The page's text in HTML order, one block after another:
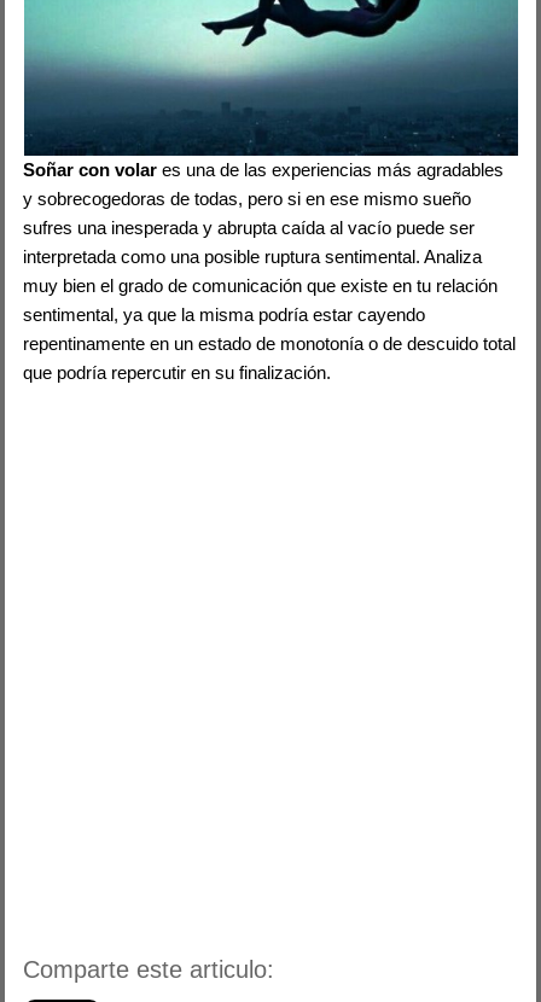
Soñar con volar es una de las experiencias más agradables
y sobrecogedoras de todas, pero si en ese mismo sueño
sufres una inesperada y abrupta caída al vacío puede ser
interpretada como una posible ruptura sentimental. Analiza
muy bien el grado de comunicación que existe en tu relación
sentimental, ya que la misma podría estar cayendo
repentinamente en un estado de monotonía o de descuido total
que podría repercutir en su finalización.
Comparte este articulo: